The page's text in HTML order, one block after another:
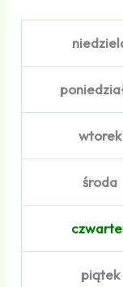
wtorek
środa
piątek